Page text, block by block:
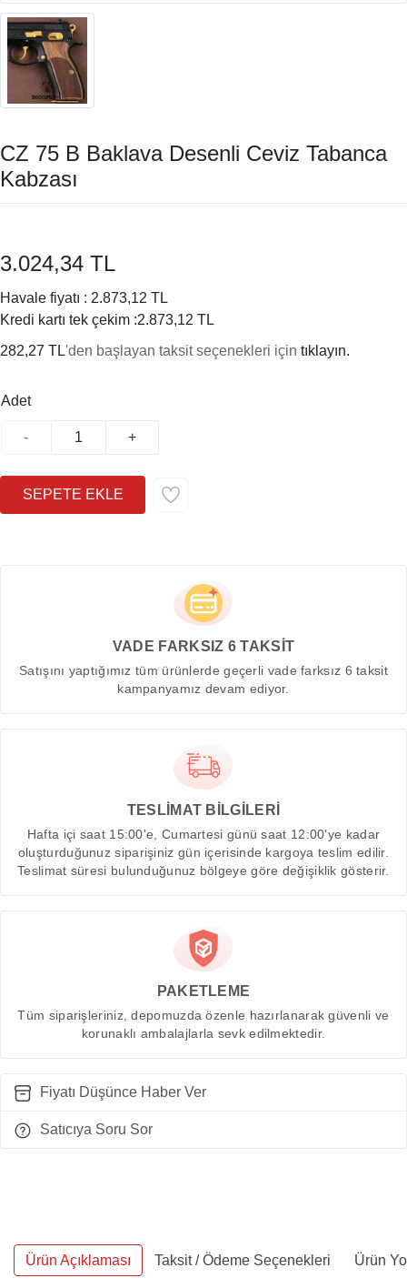
CZ 75 B Baklava Desenli Ceviz Tabanca
Kabzası
3.024,34 TL
Havale fiyatı : 2.873,12 TL
Kredi kartı tek çekim :2.873,12 TL
282,27 TL'den başlayan taksit seçenekleri için tıklayın.
Adet
- +
VADE FARKSIZ 6 TAKSİT
Satışını yaptığımız tüm ürünlerde geçerli vade farksız 6 taksit
kampanyamız devam ediyor.
TESLİMAT BİLGİLERİ
Hafta içi saat 15:00'e, Cumartesi günü saat 12:00'ye kadar
oluşturduğunuz siparişiniz gün içerisinde kargoya teslim edilir.
Teslimat süresi bulunduğunuz bölgeye göre değişiklik gösterir.
PAKETLEME
Tüm siparişleriniz, depomuzda özenle hazırlanarak güvenli ve
korunaklı ambalajlarla sevk edilmektedir.
Fiyatı Düşünce Haber Ver
Satıcıya Soru Sor
Ürün Açıklaması Taksit / Ödeme Seçenekleri Ürün